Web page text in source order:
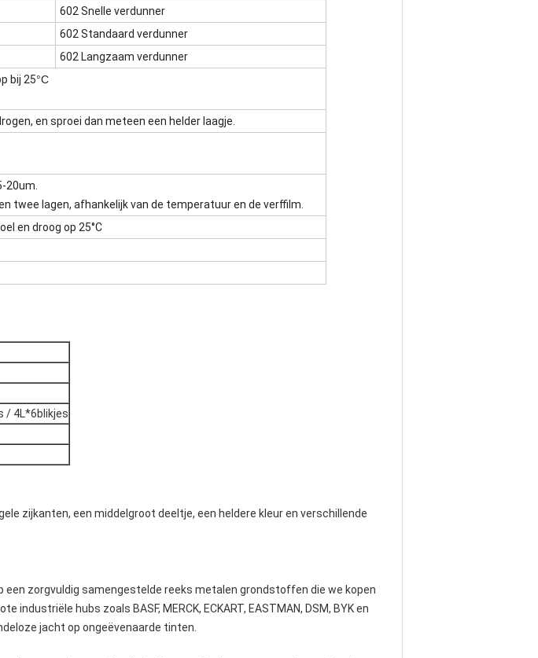
602 Snelle verdunner
602 Standaard verdunner
602 Langzaam verdunner
bij 25°C
en sproei dan meteen een helder laagje.
20um.
twee lagen, afhankelijk van de temperatuur en de verffilm.
en droog op 25°C
/ 4L*6blikjes
zijkanten, een middelgroot deeltje, een heldere kleur en verschillende
zorgvuldig samengestelde reeks metalen grondstoffen die we kopen
hubs zoals BASF, MERCK, ECKART, EASTMAN, DSM, BYK en
jacht op ongeëvenaarde tinten.